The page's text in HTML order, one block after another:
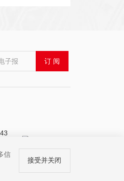
子报 订 阅
信
接受并关闭